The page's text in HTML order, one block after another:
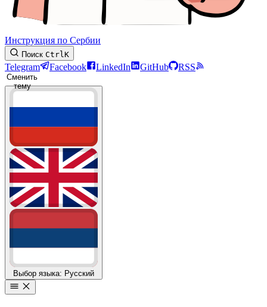
Инструкция по Сербии
Поиск CtrlK
Telegram Facebook LinkedIn GitHub RSS
Сменить
тему
Выбор языка: Русский